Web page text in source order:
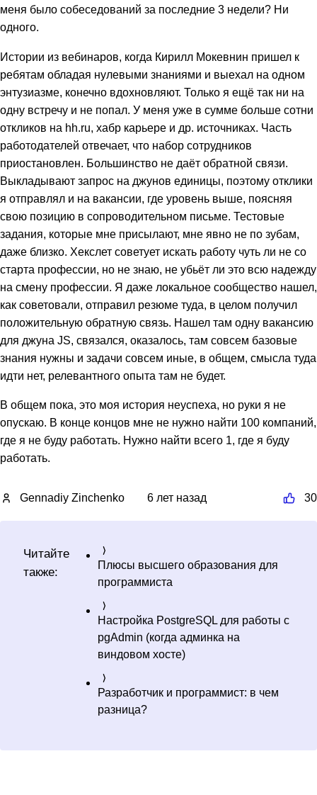
меня было собеседований за последние 3 недели? Ни
одного.
Истории из вебинаров, когда Кирилл Мокевнин пришел к
ребятам обладая нулевыми знаниями и выехал на одном
энтузиазме, конечно вдохновляют. Только я ещё так ни на
одну встречу и не попал. У меня уже в сумме больше сотни
откликов на hh.ru, хабр карьере и др. источниках. Часть
работодателей отвечает, что набор сотрудников
приостановлен. Большинство не даёт обратной связи.
Выкладывают запрос на джунов единицы, поэтому отклики
я отправлял и на вакансии, где уровень выше, поясняя
свою позицию в сопроводительном письме. Тестовые
задания, которые мне присылают, мне явно не по зубам,
даже близко. Хекслет советует искать работу чуть ли не со
старта профессии, но не знаю, не убьёт ли это всю надежду
на смену профессии. Я даже локальное сообщество нашел,
как советовали, отправил резюме туда, в целом получил
положительную обратную связь. Нашел там одну вакансию
для джуна JS, связался, оказалось, там совсем базовые
знания нужны и задачи совсем иные, в общем, смысла туда
идти нет, релевантного опыта там не будет.
В общем пока, это моя история неуспеха, но руки я не
опускаю. В конце концов мне не нужно найти 100 компаний,
где я не буду работать. Нужно найти всего 1, где я буду
работать.
Gennadiy Zinchenko 6 лет назад 30
Читайте
также:
Плюсы высшего образования для
программиста
Настройка PostgreSQL для работы с
pgAdmin (когда админка на
виндовом хосте)
Разработчик и программист: в чем
разница?